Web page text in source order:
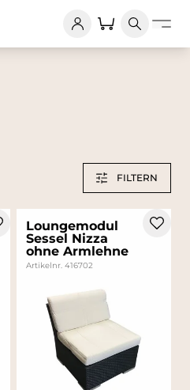
FILTERN
Loungemodul
Sessel Nizza
ohne Armlehne
Artikelnr. 416702